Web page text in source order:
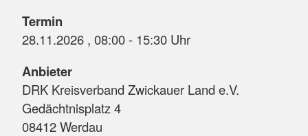
Termin
28.11.2026 , 08:00 - 15:30 Uhr
Anbieter
DRK Kreisverband Zwickauer Land e.V.
Gedächtnisplatz 4
08412 Werdau